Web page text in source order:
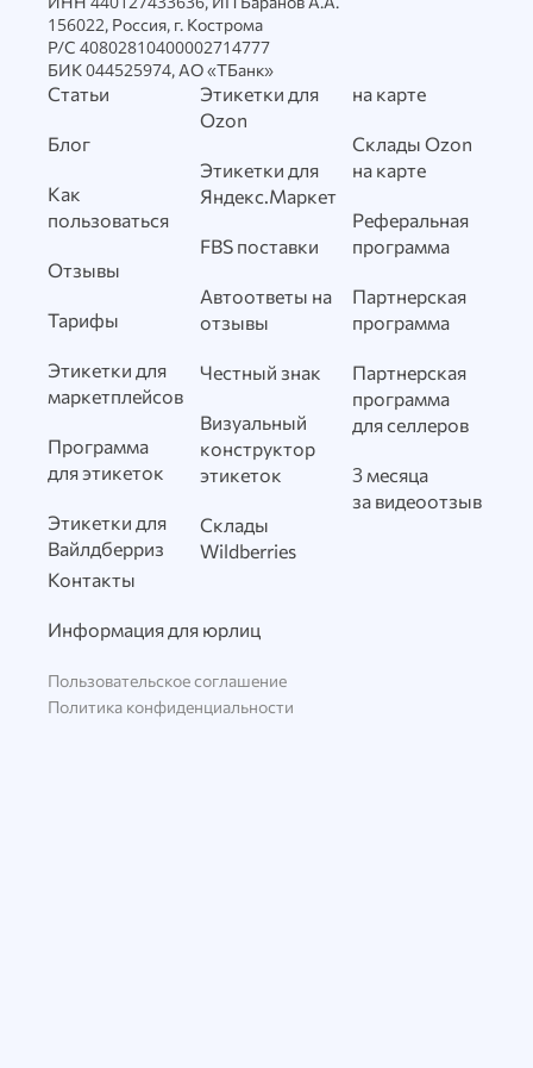
156022, Россия, г. Кострома
Р/С 40802810400002714777
БИК 044525974, АО «ТБанк»
Статьи
Блог
Как
пользоваться
Отзывы
Тарифы
Этикетки для
маркетплейсов
Программа
для этикеток
Этикетки для
Вайлдберриз
Этикетки для
Ozon
Этикетки для
Яндекс.Маркет
FBS поставки
Автоответы на
отзывы
Честный знак
Визуальный
конструктор
этикеток
Склады
Wildberries
на карте
Склады Ozon
на карте
Реферальная
программа
Партнерская
программа
Партнерская
программа
для селлеров
3 месяца
за видеоотзыв
Контакты
Информация для юрлиц
Пользовательское соглашение
Политика конфиденциальности